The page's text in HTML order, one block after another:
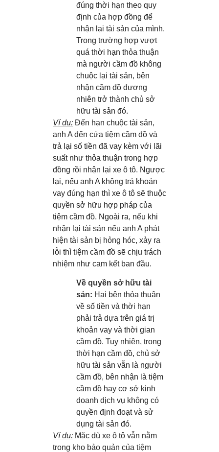
đúng thời hạn theo quy
định của hợp đồng để
nhận lại tài sản của mình.
Trong trường hợp vượt
quá thời hạn thỏa thuận
mà người cầm đồ không
chuộc lại tài sản, bên
nhận cầm đồ đương
nhiên trở thành chủ sở
hữu tài sản đó.
Ví dụ: Đến hạn chuộc tài sản,
anh A đến cửa tiệm cầm đồ và
trả lại số tiền đã vay kèm với lãi
suất như thỏa thuận trong hợp
đồng rồi nhận lại xe ô tô. Ngược
lại, nếu anh A không trả khoản
vay đúng hạn thì xe ô tô sẽ thuộc
quyền sở hữu hợp pháp của
tiệm cầm đồ. Ngoài ra, nếu khi
nhận lại tài sản nếu anh A phát
hiện tài sản bị hỏng hóc, xảy ra
lỗi thì tiệm cầm đồ sẽ chịu trách
nhiệm như cam kết ban đầu.
Về quyền sở hữu tài
sản: Hai bên thỏa thuận
về số tiền và thời hạn
phải trả dựa trên giá trị
khoản vay và thời gian
cầm đồ. Tuy nhiên, trong
thời hạn cầm đồ, chủ sở
hữu tài sản vẫn là người
cầm đồ, bên nhận là tiệm
cầm đồ hay cơ sở kinh
doanh dịch vụ không có
quyền định đoạt và sử
dụng tài sản đó.
Ví dụ: Mặc dù xe ô tô vẫn nằm
trong kho bảo quản của tiệm